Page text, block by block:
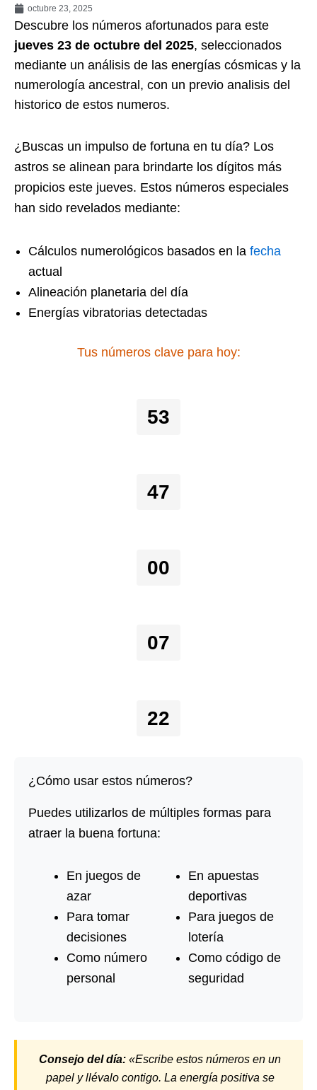
octubre 23, 2025
Descubre los números afortunados para este
jueves 23 de octubre del 2025, seleccionados
mediante un análisis de las energías cósmicas y la
numerología ancestral, con un previo analisis del
historico de estos numeros.
¿Buscas un impulso de fortuna en tu día? Los
astros se alinean para brindarte los dígitos más
propicios este jueves. Estos números especiales
han sido revelados mediante:
Cálculos numerológicos basados en la fecha
actual
Alineación planetaria del día
Energías vibratorias detectadas
Tus números clave para hoy:
53
47
00
07
22
¿Cómo usar estos números?
Puedes utilizarlos de múltiples formas para
atraer la buena fortuna:
En juegos de
azar
Para tomar
decisiones
Como número
personal
En apuestas
deportivas
Para juegos de
lotería
Como código de
seguridad
Consejo del día: «Escribe estos números en un
papel y llévalo contigo. La energía positiva se